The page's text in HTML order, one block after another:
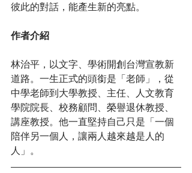
彼此的對話，能產生新的亮點。
作者介紹
林治平，以文字、學術開創台灣宣教新
道路。一生正式的頭銜是「老師」，從
中學老師到大學教授、主任、人文教育
學院院長、校務顧問、榮譽退休教授、
講座教授。他一直堅持自己只是「一個
陪伴另一個人，讓兩人越來越是人的
人」。